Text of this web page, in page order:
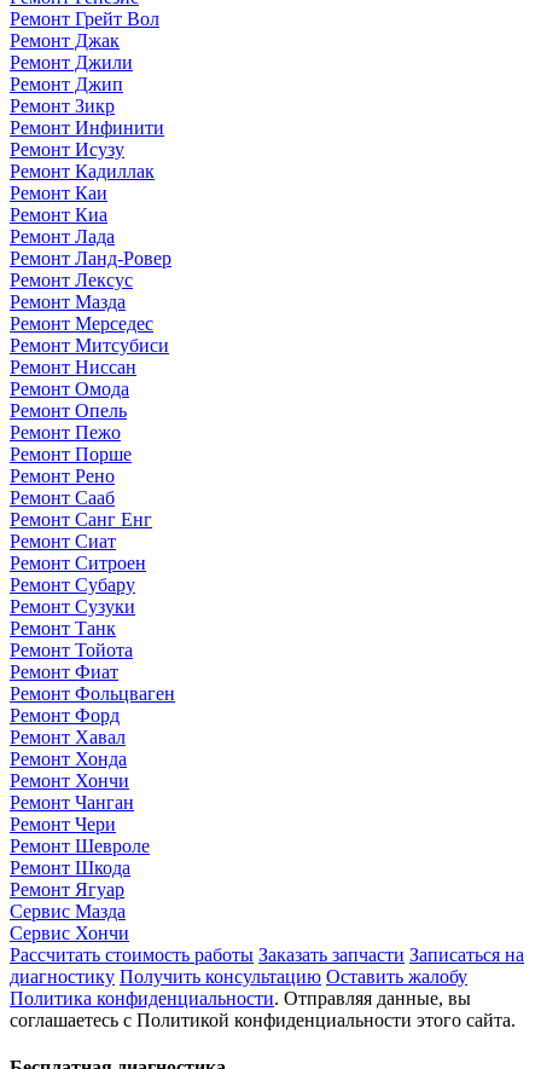
Ремонт Грейт Вол
Ремонт Джак
Ремонт Джили
Ремонт Джип
Ремонт Зикр
Ремонт Инфинити
Ремонт Исузу
Ремонт Кадиллак
Ремонт Каи
Ремонт Киа
Ремонт Лада
Ремонт Ланд-Ровер
Ремонт Лексус
Ремонт Мазда
Ремонт Мерседес
Ремонт Митсубиси
Ремонт Ниссан
Ремонт Омода
Ремонт Опель
Ремонт Пежо
Ремонт Порше
Ремонт Рено
Ремонт Сааб
Ремонт Санг Енг
Ремонт Сиат
Ремонт Ситроен
Ремонт Субару
Ремонт Сузуки
Ремонт Танк
Ремонт Тойота
Ремонт Фиат
Ремонт Фольцваген
Ремонт Форд
Ремонт Хавал
Ремонт Хонда
Ремонт Хончи
Ремонт Чанган
Ремонт Чери
Ремонт Шевроле
Ремонт Шкода
Ремонт Ягуар
Сервис Мазда
Сервис Хончи
Рассчитать стоимость работы Заказать запчасти Записаться на
диагностику Получить консультацию Оставить жалобу
Политика конфиденциальности. Отправляя данные, вы
соглашаетесь с Политикой конфиденциальности этого сайта.